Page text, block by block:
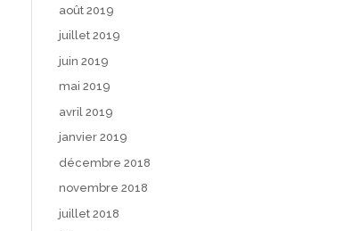
août 2019
juillet 2019
juin 2019
mai 2019
avril 2019
janvier 2019
décembre 2018
novembre 2018
juillet 2018